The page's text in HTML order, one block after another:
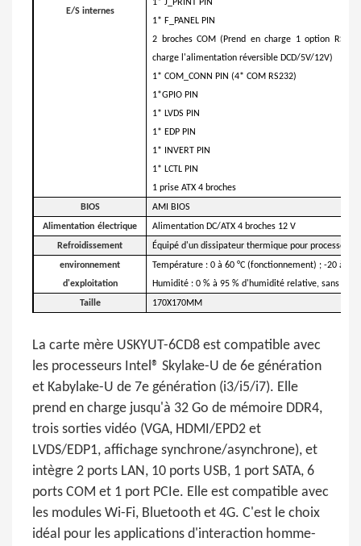
E/S internes
1* J_PRINT PIN
1* F_PANEL PIN
2 broches COM (Prend en charge 1 option
charge l'alimentation réversible DCD/5V/12V)
1* COM_CONN PIN (4* COM RS232)
1*GPIO PIN
1* LVDS PIN
1* EDP PIN
1* INVERT PIN
1* LCTL PIN
1 prise ATX 4 broches
BIOS
AMI BIOS
Alimentation électrique
Alimentation DC/ATX 4 broches 12 V
Refroidissement
Équipé d'un dissipateur thermique pour processeur
environnement
d'exploitation
Température : 0 à 60 °C (fonctionnement) ; -20 à 75
Humidité : 0 % à 95 % d'humidité relative, sans
Taille
170X170MM
La carte mère USKYUT-6CD8 est compatible avec
les processeurs Intel® Skylake-U de 6e génération
et Kabylake-U de 7e génération (i3/i5/i7). Elle
prend en charge jusqu'à 32 Go de mémoire DDR4,
trois sorties vidéo (VGA, HDMI/EPD2 et
LVDS/EDP1, affichage synchrone/asynchrone), et
intègre 2 ports LAN, 10 ports USB, 1 port SATA, 6
ports COM et 1 port PCIe. Elle est compatible avec
les modules Wi-Fi, Bluetooth et 4G. C'est le choix
idéal pour les applications d'interaction homme-